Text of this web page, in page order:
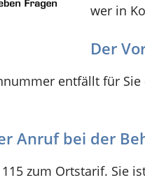
wer in
Der
entfällt für
Anruf bei der
zum Ortstarif. Sie